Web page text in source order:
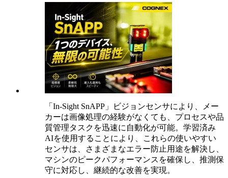
「In-Sight SnAPP」ビジョンセンサにより、メー
カーは画像処理の経験がなくても、プロセスや品
質管理タスクを迅速に自動化が可能。学習済み
AIを使用することにより、これらの使いやすい
センサは、さまざまなエラー防止用途を解決し、
マシンのピークパフォーマンスを確保し、推測保
守に対応し、継続的な改善を実現。